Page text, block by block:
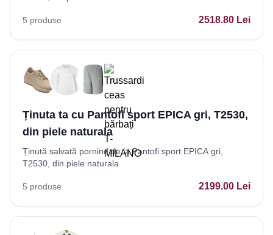
5 produse 2518.80 Lei
Ținuta ta cu Pantofi sport EPICA gri, T2530,
din piele naturala
Ținută salvată pornind de la Pantofi sport EPICA gri,
T2530, din piele naturala
5 produse 2199.00 Lei